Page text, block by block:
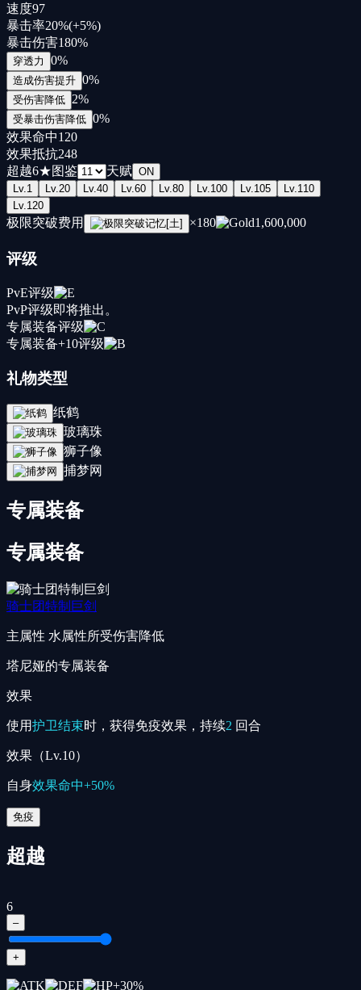
速度97
暴击率20%(+5%)
暴击伤害180%
穿透力 0%
造成伤害提升 0%
受伤害降低 2%
受暴击伤害降低 0%
效果命中120
效果抵抗248
超越6★图鉴 天赋 ON
Lv.1 Lv.20 Lv.40 Lv.60 Lv.80 Lv.100 Lv.105 Lv.110
Lv.120
极限突破费用 ×180 1,600,000
评级
PvE评级
PvP评级即将推出。
专属装备评级
专属装备+10评级
礼物类型
纸鹤
玻璃珠
狮子像
捕梦网
专属装备
专属装备
骑士团特制巨剑
主属性 水属性所受伤害降低
塔尼娅的专属装备
效果
使用护卫结束时，获得免疫效果，持续2 回合
效果（Lv.10）
自身效果命中+50%
免疫
超越
6
–
+
+30%